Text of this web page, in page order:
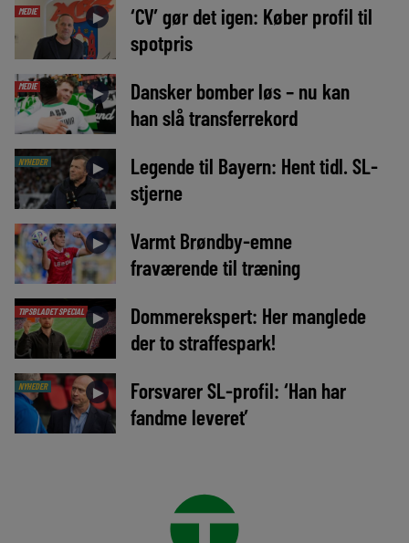
MEDIE ►
‘CV’ gør det igen: Køber profil til
spotpris
MEDIE ►
Dansker bomber løs – nu kan
han slå transferrekord
NYHEDER ►
Legende til Bayern: Hent tidl. SL-
stjerne
►
Varmt Brøndby-emne
fraværende til træning
TIPSBLADET SPECIAL ►
Dommerekspert: Her manglede
der to straffespark!
NYHEDER ►
Forsvarer SL-profil: ‘Han har
fandme leveret’